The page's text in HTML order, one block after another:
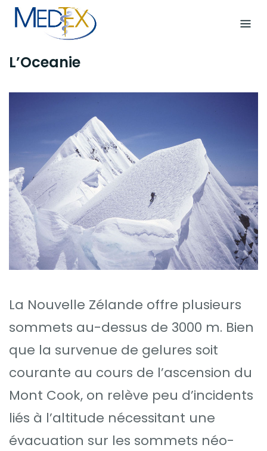
Skip
L’Oceanie
La Nouvelle Zélande offre plusieurs
sommets au-dessus de 3000 m. Bien
que la survenue de gelures soit
courante au cours de l’ascension du
Mont Cook, on relève peu d’incidents
liés à l’altitude nécessitant une
évacuation sur les sommets néo-